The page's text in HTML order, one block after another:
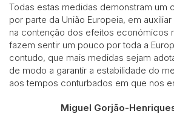
Todas estas medidas demonstram um
por parte da União Europeia, em
na contenção dos efeitos económicos
fazem sentir um pouco por toda a
contudo, que mais medidas sejam
de modo a garantir a estabilidade do
aos tempos conturbados em que nos
Miguel Gorjão-